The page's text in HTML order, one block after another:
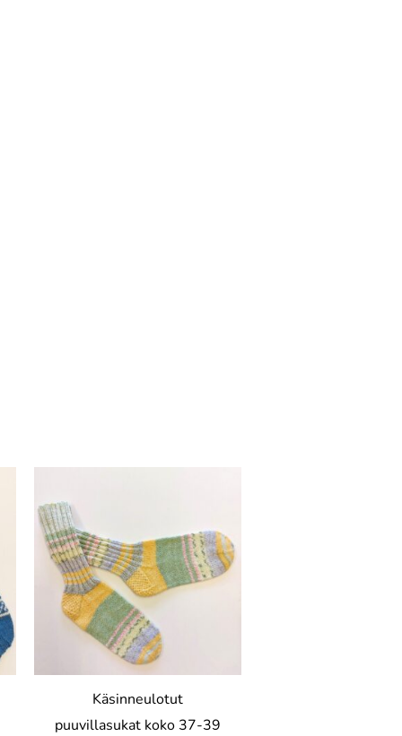
Käsinneulotut
puuvillasukat koko 37-39